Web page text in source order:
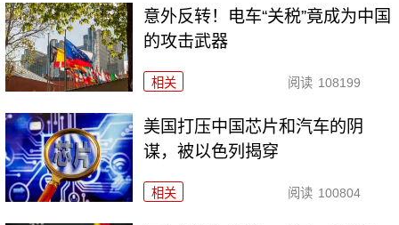
意外反转！电车“关税”竟成为中国
的攻击武器
相关 阅读 108199
美国打压中国芯片和汽车的阴
谋，被以色列揭穿
相关 阅读 100804